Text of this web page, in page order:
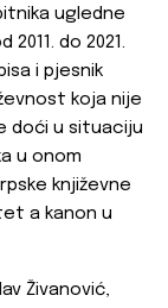
ugledne
do 2021.
i pjesnik
koja nije
doći u situaciju
u onom
književne
a kanon u
Živanović,